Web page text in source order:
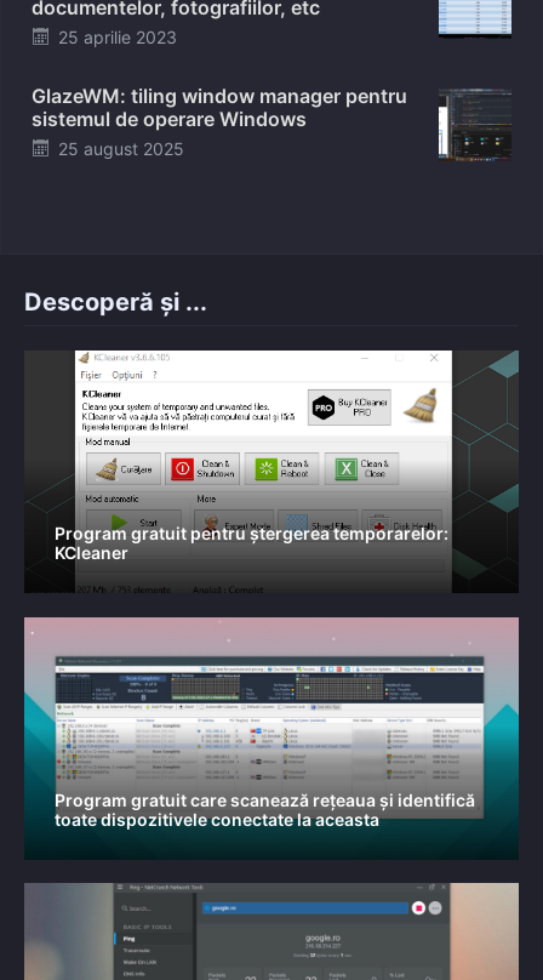
documentelor, fotografiilor, etc
Posted
25 aprilie 2023
GlazeWM: tiling window manager pentru
sistemul de operare Windows
Posted
25 august 2025
Descoperă și ...
Program gratuit pentru ștergerea temporarelor:
KCleaner
Program gratuit care scanează rețeaua și identifică
toate dispozitivele conectate la aceasta